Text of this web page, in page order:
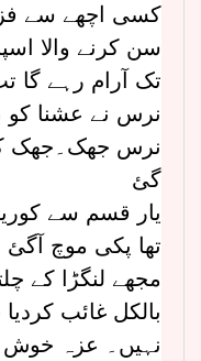
کسی اچھے سے
سن کرنے والا
تک آرام رہے گا
نرس نے عشنا کو
نرس جھک۔جھک
گئ
یار قسم سے
تھا پکی موچ
مجھے لنگڑا کے
بالکل غائب
نہیں۔ عزہ خوش